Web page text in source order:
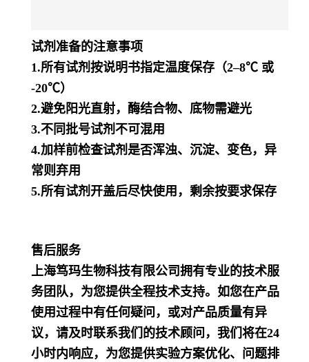
试剂准备的注意事项
1.所有试剂按说明书指定温度保存（2–8℃ 或
-20℃）
2.避免阳光直射，酶结合物、底物需避光
3.不同批号试剂不可混用
4.加样前检查试剂是否浑浊、沉淀、变色，异
常则弃用
5.所有试剂开盖后尽快使用，剩余按要求保存
售后服务
上海笃玛生物科技有限公司拥有专业的技术服
务团队，为您提供全程技术支持。如您在产品
使用过程中有任何疑问，或对产品质量有异
议，请及时联系我们的技术顾问，我们将在24
小时内响应，为您提供实验方案优化、问题排